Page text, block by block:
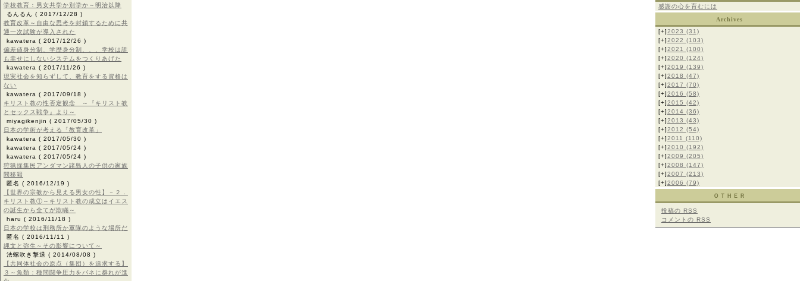
学校教育：男女共学か別学か～明治以降
るんるん ( 2017/12/28 )
教育改革～自由な思考を封鎖するために共
通一次試験が導入された
kawatera ( 2017/12/26 )
偏差値身分制、学歴身分制、、、学校は誰
も幸せにしないシステムをつくりあげた
kawatera ( 2017/11/26 )
現実社会を知らずして、教育をする資格は
ない
kawatera ( 2017/09/18 )
キリスト教の性否定観念 ～『キリスト教
とセックス戦争』より～
miyagikenjin ( 2017/05/30 )
日本の学術が考える「教育改革」
kawatera ( 2017/05/30 )
kawatera ( 2017/05/24 )
kawatera ( 2017/05/24 )
狩猟採集民アンダマン諸島人の子供の家族
間移籍
匿名 ( 2016/12/19 )
【世界の宗教から見える男女の性】－２．
キリスト教①～キリスト教の成立はイエス
の誕生から全てが欺瞞～
haru ( 2016/11/18 )
日本の学校は刑務所か軍隊のような場所だ
匿名 ( 2016/11/11 )
縄文と弥生～その影響について～
法螺吹き撃退 ( 2014/08/08 )
【共同体社会の原点（集団）を追求する】
３～魚類：種間闘争圧力をバネに群れが進
感謝の心を育むには
Archives
[+]2023 (31)
[+]2022 (103)
[+]2021 (100)
[+]2020 (124)
[+]2019 (139)
[+]2018 (47)
[+]2017 (70)
[+]2016 (58)
[+]2015 (42)
[+]2014 (36)
[+]2013 (43)
[+]2012 (54)
[+]2011 (110)
[+]2010 (192)
[+]2009 (205)
[+]2008 (147)
[+]2007 (213)
[+]2006 (79)
ＯＴＨＥＲ
投稿の RSS
コメントの RSS